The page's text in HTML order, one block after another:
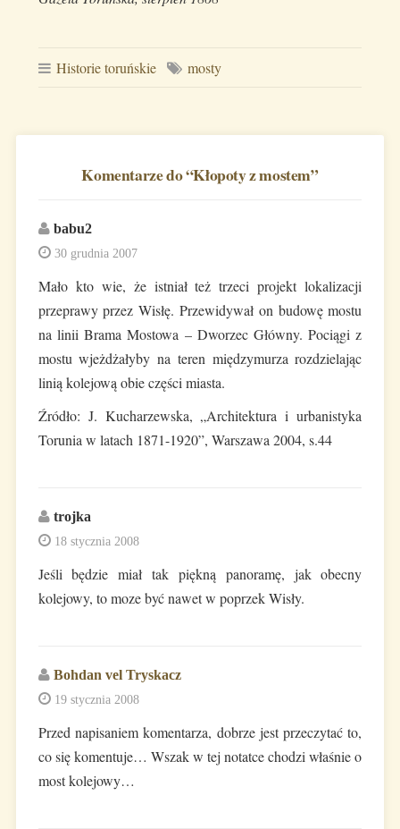
Historie toruńskie mosty
Komentarze do “Kłopoty z mostem”
babu2
30 grudnia 2007
Mało kto wie, że istniał też trzeci projekt lokalizacji
przeprawy przez Wisłę. Przewidywał on budowę mostu
na linii Brama Mostowa – Dworzec Główny. Pociągi z
mostu wjeżdżałyby na teren międzymurza rozdzielając
linią kolejową obie części miasta.
Źródło: J. Kucharzewska, „Architektura i urbanistyka
Torunia w latach 1871-1920”, Warszawa 2004, s.44
trojka
18 stycznia 2008
Jeśli będzie miał tak piękną panoramę, jak obecny
kolejowy, to moze być nawet w poprzek Wisły.
Bohdan vel Tryskacz
19 stycznia 2008
Przed napisaniem komentarza, dobrze jest przeczytać to,
co się komentuje… Wszak w tej notatce chodzi właśnie o
most kolejowy…